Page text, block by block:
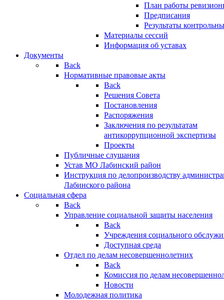
План работы
Предписания
Результаты
Материалы сессий
Информация об уставах
Документы
Back
Нормативные правовые акты
Back
Решения Совета
Постановления
Распоряжения
Заключения по результатам
антикоррупционной экспертизы
Проекты
Публичные слушания
Устав МО Лабинский район
Инструкция по делопроизводству
Лабинского района
Социальная сфера
Back
Управление социальной защиты населения
Back
Учреждения социального
Доступная среда
Отдел по делам несовершеннолетних
Back
Комиссия по делам
Новости
Молодежная политика